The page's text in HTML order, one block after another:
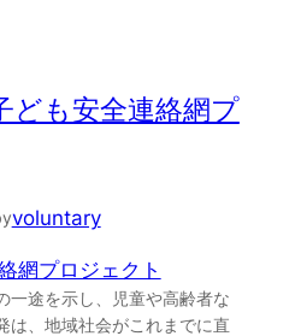
も安全連絡網プ
voluntary
網プロジェクト
一途を示し、児童や高齢者な
は、地域社会がこれまでに直